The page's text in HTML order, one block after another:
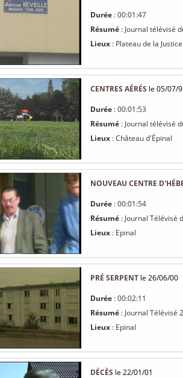
Durée : 00:01:47
Résumé : Journal télévisé
Lieux : Plateau de la
CENTRES AÉRÉS le 05/07/
Durée : 00:01:53
Résumé : Journal télévisé
Lieux : Château d'Épinal
NOUVEAU CENTRE
Durée : 00:01:54
Résumé : Journal Télévisé
Lieux : Epinal
PRÉ SERPENT le 26/06/00
Durée : 00:02:11
Résumé : Journal Télévisé
Lieux : Epinal
DÉCÈS le 22/01/01